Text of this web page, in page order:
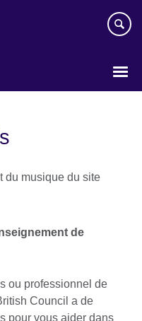
de
ou professionnel de
Council a de
pour vous aider dans